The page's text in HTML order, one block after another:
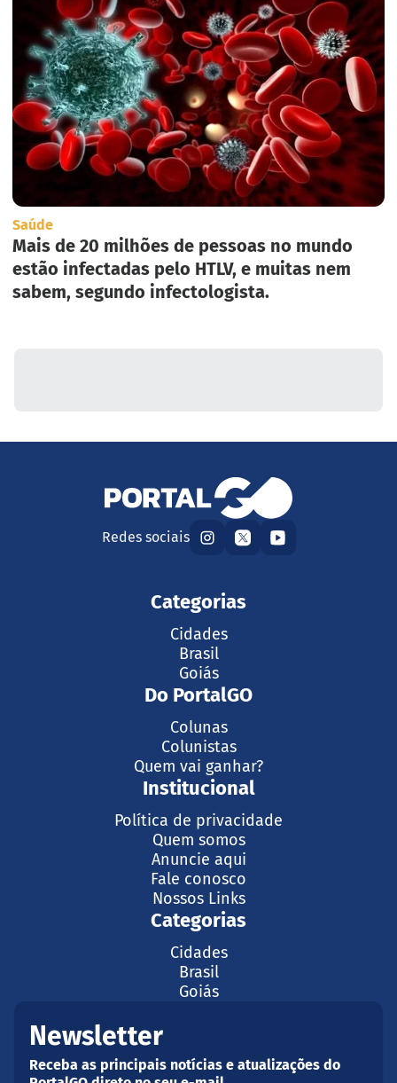
Saúde
Mais de 20 milhões de pessoas no mundo
estão infectadas pelo HTLV, e muitas nem
sabem, segundo infectologista.
Redes sociais
Categorias
Cidades
Brasil
Goiás
Do PortalGO
Colunas
Colunistas
Quem vai ganhar?
Institucional
Política de privacidade
Quem somos
Anuncie aqui
Fale conosco
Nossos Links
Categorias
Cidades
Brasil
Goiás
Newsletter
Receba as principais notícias e atualizações do